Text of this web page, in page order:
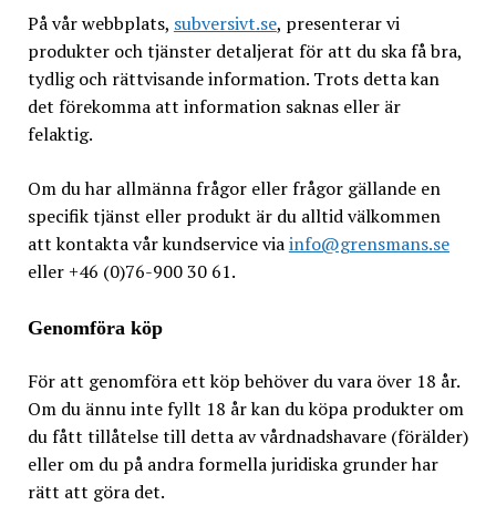
På vår webbplats, subversivt.se, presenterar vi
produkter och tjänster detaljerat för att du ska få bra,
tydlig och rättvisande information. Trots detta kan
det förekomma att information saknas eller är
felaktig.
Om du har allmänna frågor eller frågor gällande en
specifik tjänst eller produkt är du alltid välkommen
att kontakta vår kundservice viainfo@grensmans.se
eller +46 (0)76-900 30 61.
Genomföra köp
För att genomföra ett köp behöver du vara över 18 år.
Om du ännu inte fyllt 18 år kan du köpa produkter om
du fått tillåtelse till detta av vårdnadshavare (förälder)
eller om du på andra formella juridiska grunder har
rätt att göra det.